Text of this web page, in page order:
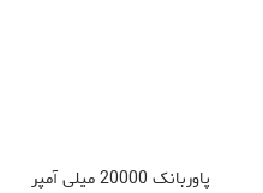
پاوربانک 20000 میلی آمپر